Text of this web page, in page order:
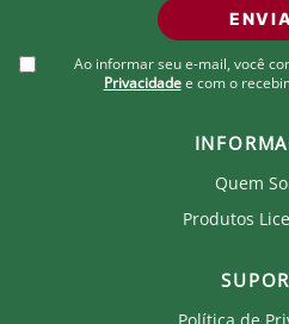
Ao informar seu e-mail, você
Privacidade e com o
Quem
Produtos